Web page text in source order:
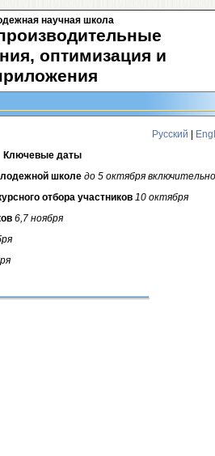
научная школа
оптимизация и
Русский
Ключевые даты
школе до 5 октября включительно
отбора участников 10 октября
6,7 ноября